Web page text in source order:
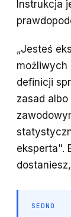
Instrukcja
„Jesteś
możliwych
definicji
zasad
eksperta".
SEDNO